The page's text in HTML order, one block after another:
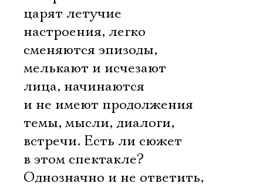
царят летучие
настроения, легко
сменяются эпизоды,
мелькают и исчезают
лица, начинаются
и не имеют продолжения
темы, мысли, диалоги,
встречи. Есть ли сюжет
в этом спектакле?
Однозначно и не ответить,